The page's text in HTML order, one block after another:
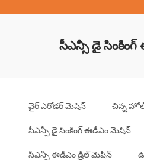
సీఎన్సీ డై
వైర్ ఎరోడర్ మెషిన్ చిన్న
సీఎన్సీ డై సింకింగ్ ఈడీఎం మెషిన్
సీఎన్సీ ఈడీఎం డ్రిల్ మెషిన్